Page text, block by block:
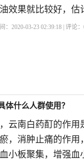
效果就比较好，估
：2020-03-23 02:39:18 | 评论：
体什么人群使用？
云南白药酊的作用
，消肿止痛的作用
小板聚集，增强血